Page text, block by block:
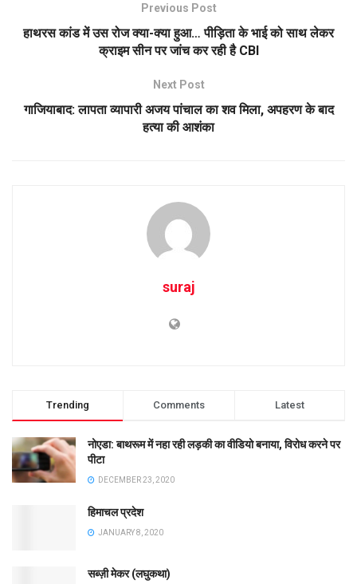
Previous Post
हाथरस कांड में उस रोज क्या-क्या हुआ… पीड़िता के भाई को साथ लेकर
क्राइम सीन पर जांच कर रही है CBI
Next Post
गाजियाबाद: लापता व्यापारी अजय पांचाल का शव मिला, अपहरण के बाद
हत्या की आशंका
suraj
Trending Comments Latest
नोएडा: बाथरूम में नहा रही लड़की का वीडियो बनाया, विरोध करने पर
पीटा
DECEMBER 23, 2020
हिमाचल प्रदेश
JANUARY 8, 2020
सब्ज़ी मेकर (लघुकथा)